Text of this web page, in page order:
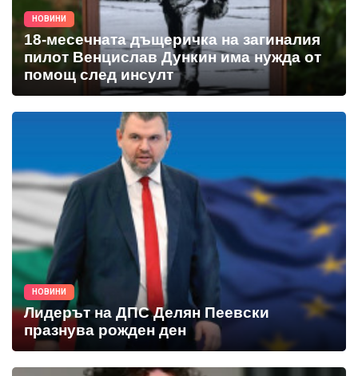
НОВИНИ
18-месечната дъщеричка на загиналия
пилот Венцислав Дункин има нужда от
помощ след инсулт
НОВИНИ
Лидерът на ДПС Делян Пеевски
празнува рожден ден